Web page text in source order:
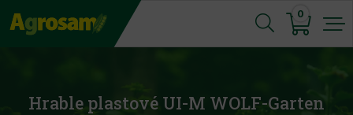
Jump
to
0
Hrable plastové UI-M WOLF-Garten